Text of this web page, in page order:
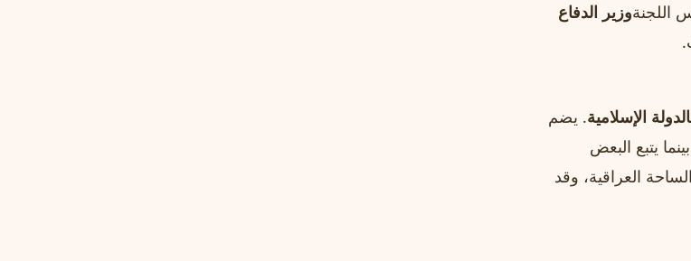
اللجنةوزير الدفاع
الدولة الإسلامية. يضم
يتبع البعض
العراقية، وقد